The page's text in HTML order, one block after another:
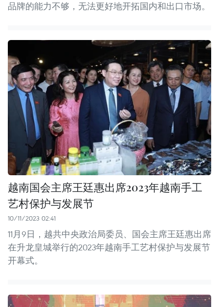
品牌的能力不够，无法更好地开拓国内和出口市场。
越南国会主席王廷惠出席2023年越南手工
艺村保护与发展节
10/11/2023 02:41
11月9日，越共中央政治局委员、国会主席王廷惠出席
在升龙皇城举行的2023年越南手工艺村保护与发展节
开幕式。